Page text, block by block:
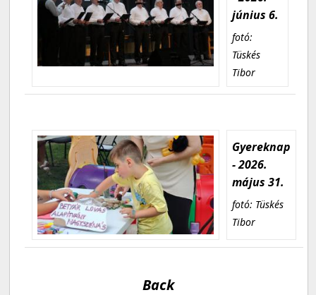
június 6.
fotó:
Tüskés
Tibor
Gyereknap
- 2026.
május 31.
fotó: Tüskés
Tibor
Back